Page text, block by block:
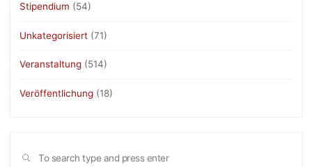
Stipendium (54)
Unkategorisiert (71)
Veranstaltung (514)
Veröffentlichung (18)
SEARCH